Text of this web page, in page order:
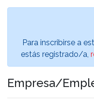
Para inscribirse a
estás registrado/a,
Empresa/